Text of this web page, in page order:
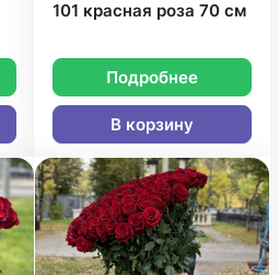
101 красная роза 70 см
Подробнее
В корзину